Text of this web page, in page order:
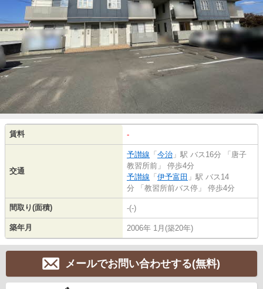
賃料 -
交通
予讃線 「 今治 」駅 バス16分 「唐子
教習所前」 停歩4分
予讃線 「 伊予富田 」駅 バス14
分 「教習所前バス停」 停歩4分
間取り(面積) -(-)
築年月 2006年 1月(築20年)
メールでお問い合わせする(無料)